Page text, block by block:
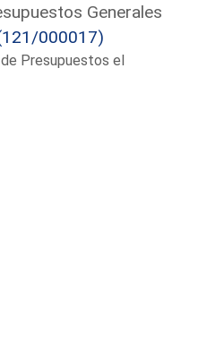
Generales
000017)
Presupuestos el